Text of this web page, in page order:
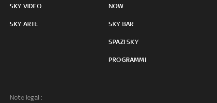
SKY VIDEO
SKY ARTE
NOW
SKY BAR
SPAZI SKY
PROGRAMMI
Note legali: